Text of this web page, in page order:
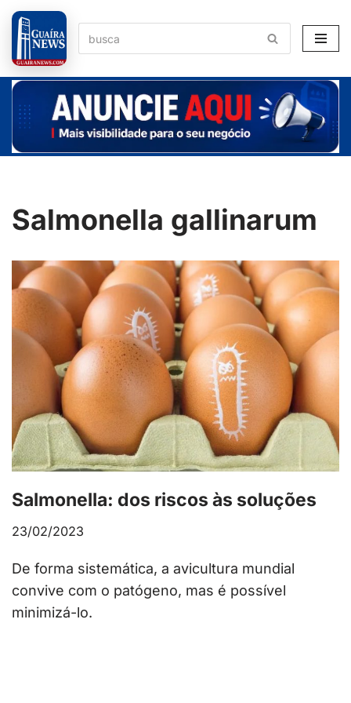
Pular
para
o
conteúdo
Salmonella gallinarum
Salmonella: dos riscos às soluções
23/02/2023
De forma sistemática, a avicultura mundial
convive com o patógeno, mas é possível
minimizá-lo.